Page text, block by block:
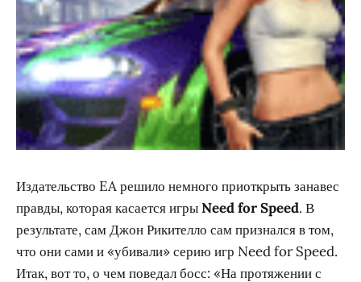
Издательство EA решило немного приоткрыть занавес
правды, которая касается игрыNeed for Speed. В
результате, сам Джон Рикителло сам признался в том,
что они сами и «убивали» серию игр Need for Speed.
Итак, вот то, о чем поведал босс: «На протяжении с